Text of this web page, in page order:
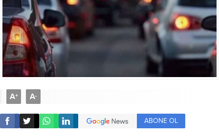
A+ A-
ABONE OL